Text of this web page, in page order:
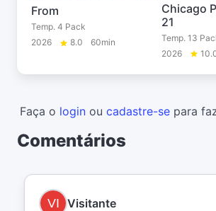
From
Temp. 4 Pack
2026
8.0 60min
Chicago
21
Temp. 13
2026
Faça o login ou cadastre-se para
Comentários
Visitante